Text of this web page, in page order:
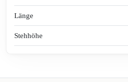
Länge
Stehhöhe